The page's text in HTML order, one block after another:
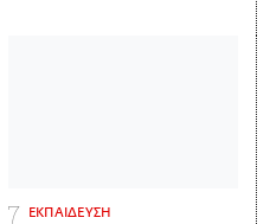
ΕΚΠΑΙΔΕΥΣΗ